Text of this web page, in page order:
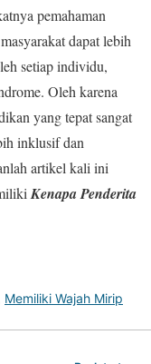
pemahaman
dapat lebih
setiap individu,
Oleh karena
yang tepat sangat
inklusif dan
artikel kali ini
Kenapa Penderita
Memiliki Wajah Mirip